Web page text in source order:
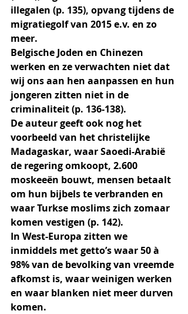
illegalen (p. 135), opvang tijdens de
migratiegolf van 2015 e.v. en zo
meer.
Belgische Joden en Chinezen
werken en ze verwachten niet dat
wij ons aan hen aanpassen en hun
jongeren zitten niet in de
criminaliteit (p. 136-138).
De auteur geeft ook nog het
voorbeeld van het christelijke
Madagaskar, waar Saoedi-Arabië
de regering omkoopt, 2.600
moskeeën bouwt, mensen betaalt
om hun bijbels te verbranden en
waar Turkse moslims zich zomaar
komen vestigen (p. 142).
In West-Europa zitten we
inmiddels met getto’s waar 50 à
98% van de bevolking van vreemde
afkomst is, waar weinigen werken
en waar blanken niet meer durven
komen.